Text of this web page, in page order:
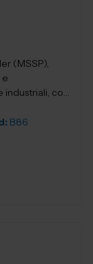
(MSSP),
industriali, con
B86